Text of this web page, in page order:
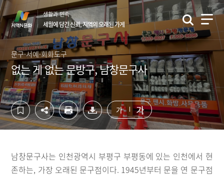
컨
텐
츠
영
바
로
가
기
하
단
영
역
로
가
기
생활과 민속
세월에 담긴 신뢰, 지역의 오래된 가게
문구·서예·회화도구
없는 게 없는 문방구, 남창문구사
가 가
남창문구사는 인천광역시 부평구 부평동에 있는 인천에서 현
존하는, 가장 오래된 문구점이다. 1945년부터 문을 연 문구점